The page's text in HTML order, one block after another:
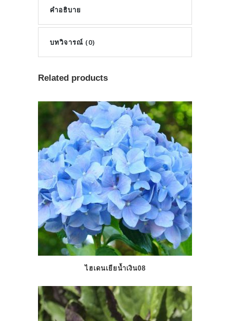
คำอธิบาย
บทวิจารณ์ (0)
Related products
ไฮเดนเยียน้ำเงิน08